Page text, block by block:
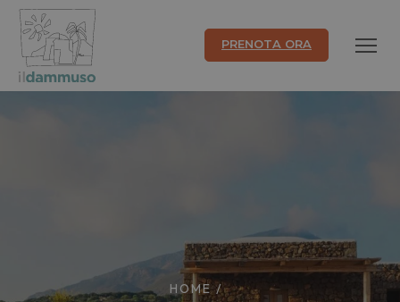
PRENOTA ORA
HOME/